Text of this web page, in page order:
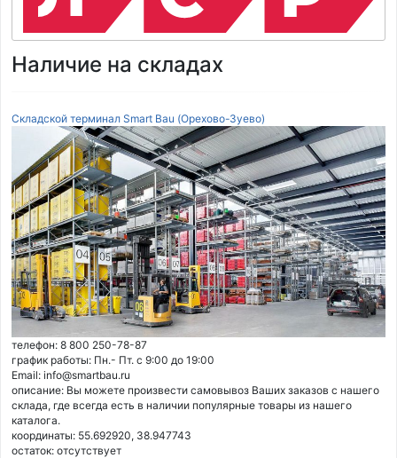
Наличие на складах
Складской терминал Smart Bau (Орехово-Зуево)
телефон: 8 800 250-78-87
график работы: Пн.- Пт. с 9:00 до 19:00
Email: info@smartbau.ru
описание: Вы можете произвести самовывоз Ваших заказов с нашего
склада, где всегда есть в наличии популярные товары из нашего
каталога.
координаты: 55.692920, 38.947743
остаток: отсутствует